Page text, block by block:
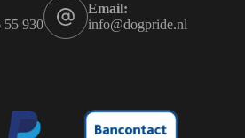
55 930
Email:
info@dogpride.nl